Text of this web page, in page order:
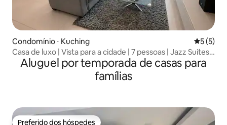
Condomínio ⋅ Kuching 5 de
5 (5)
Casa de luxo | Vista para a cidade | 7 pessoas | Jazz Suites
Aluguel por temporada de casas para
famílias
Preferido dos hóspedes